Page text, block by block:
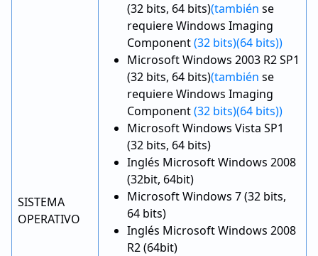
SISTEMA
OPERATIVO
(32 bits, 64 bits)(también se
requiere Windows Imaging
Component(32 bits)(64 bits))
Microsoft Windows 2003 R2 SP1
(32 bits, 64 bits)(también se
requiere Windows Imaging
Component(32 bits)(64 bits))
Microsoft Windows Vista SP1
(32 bits, 64 bits)
Inglés Microsoft Windows 2008
(32bit, 64bit)
Microsoft Windows 7 (32 bits,
64 bits)
Inglés Microsoft Windows 2008
R2 (64bit)